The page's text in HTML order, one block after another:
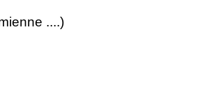
....)